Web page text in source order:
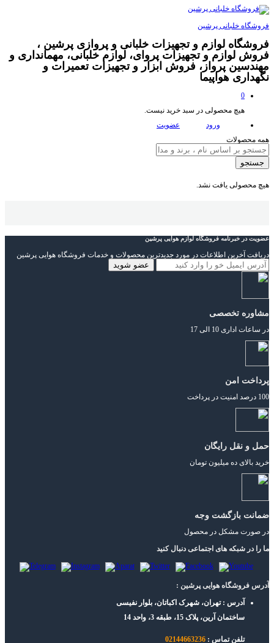
فروشگاه خلبانی پرشین
فروشگاه لوازم و تجهیزات خلبانی و پروازی پرشین ،
فروش لوازم و تجهیزات پروای، لوازم خلبانی، مهمانداری و
مهندسین پرواز، فروش ابزار و تجهیزات تعمیرات و
نگهداری هواپیما
0
هیچ محصولی در سبد خرید نیست.
ورود
عضویت
همه محصولات
جستجو
هیچ محصولی یافت نشد.
عضویت در خبرنامه فروشگاه لوازم هوایی پرشین
دریافت آخرین اطلاعات در مورد جدیدترین محصولات و خدمات فروشگاه هوایی پرشین
مشاوره تخصصی
در ساعات اداری 10 الی 17
پرداخت امن
100 درصد امنیت در پرداخت
حمل و نقل رایگان
خرید بالای ده میلیون تومان
ضمانت بازگشت وجه
در صورت مشکل در محصول
ما را در شبکه های اجتماعی دنبال کنید
آدرس فروشگاه هوایی پرشین :
آدرس : تهران، شهرک اکباتان، بلوار نفیسی
ساختمان آرین، پلاک 15، طبقه 3، واحد 14
تلفن تماس : 02144663236